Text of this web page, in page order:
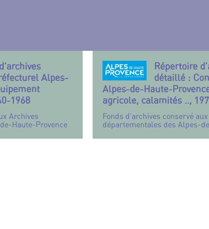
Alpes-
1968
Archives
Haute-Provence
Répertoire
détaillé :
Alpes-de-Haute-
agricole, calamités ..,
Fonds d’archives conservé
départementales des Alpes-